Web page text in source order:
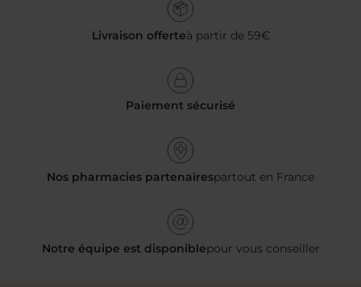
Livraison offerteà partir de 59€
Paiement sécurisé
Nos pharmacies partenairespartout en France
Notre équipe est disponiblepour vous conseiller